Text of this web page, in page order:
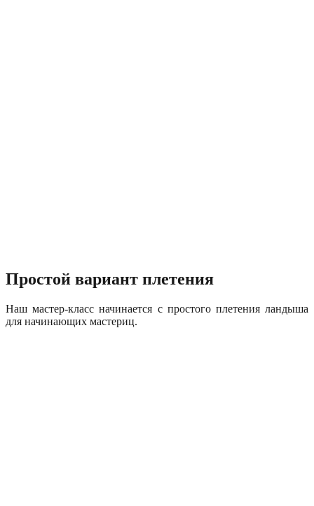
Простой вариант плетения
Наш мастер-класс начинается с простого плетения ландыша
для начинающих мастериц.